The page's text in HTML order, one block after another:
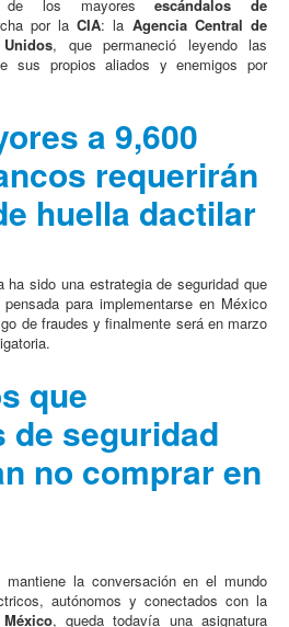
de los mayoresescándalos de
por laCIA: la Agencia Central de
, que permaneció leyendo las
sus propios aliados y enemigos por
a 9,600
requerirán
huella dactilar
ha sido una estrategia de seguridad que
para implementarse en México
de fraudes y finalmente será en marzo
que
de seguridad
no comprar en
mantiene la conversación en el mundo
autónomos y conectados con la
México, queda todavía una asignatura